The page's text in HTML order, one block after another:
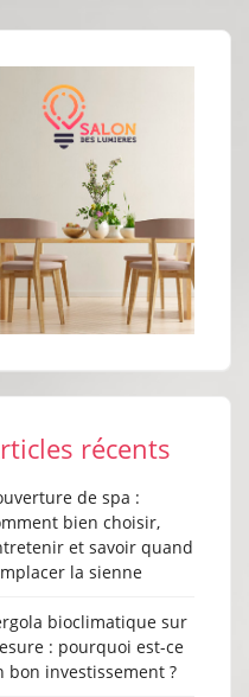
récents
de spa :
bien choisir,
et savoir quand
la sienne
bioclimatique sur
: pourquoi est-ce
bon investissement ?